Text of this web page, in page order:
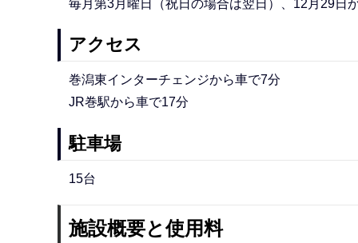
毎月第3月曜日（祝日の場合は翌日）、12月29日
アクセス
巻潟東インターチェンジから車で7分
JR巻駅から車で17分
駐車場
15台
施設概要と使用料